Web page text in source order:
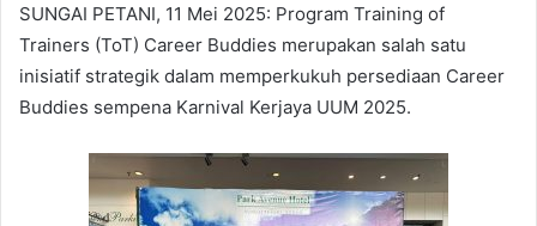
SUNGAI PETANI, 11 Mei 2025: Program Training of
Trainers (ToT) Career Buddies merupakan salah satu
inisiatif strategik dalam memperkukuh persediaan Career
Buddies sempena Karnival Kerjaya UUM 2025.